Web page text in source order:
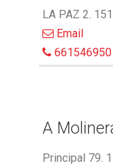
LA PAZ 2.
Email
661546950
A
Principal 79.